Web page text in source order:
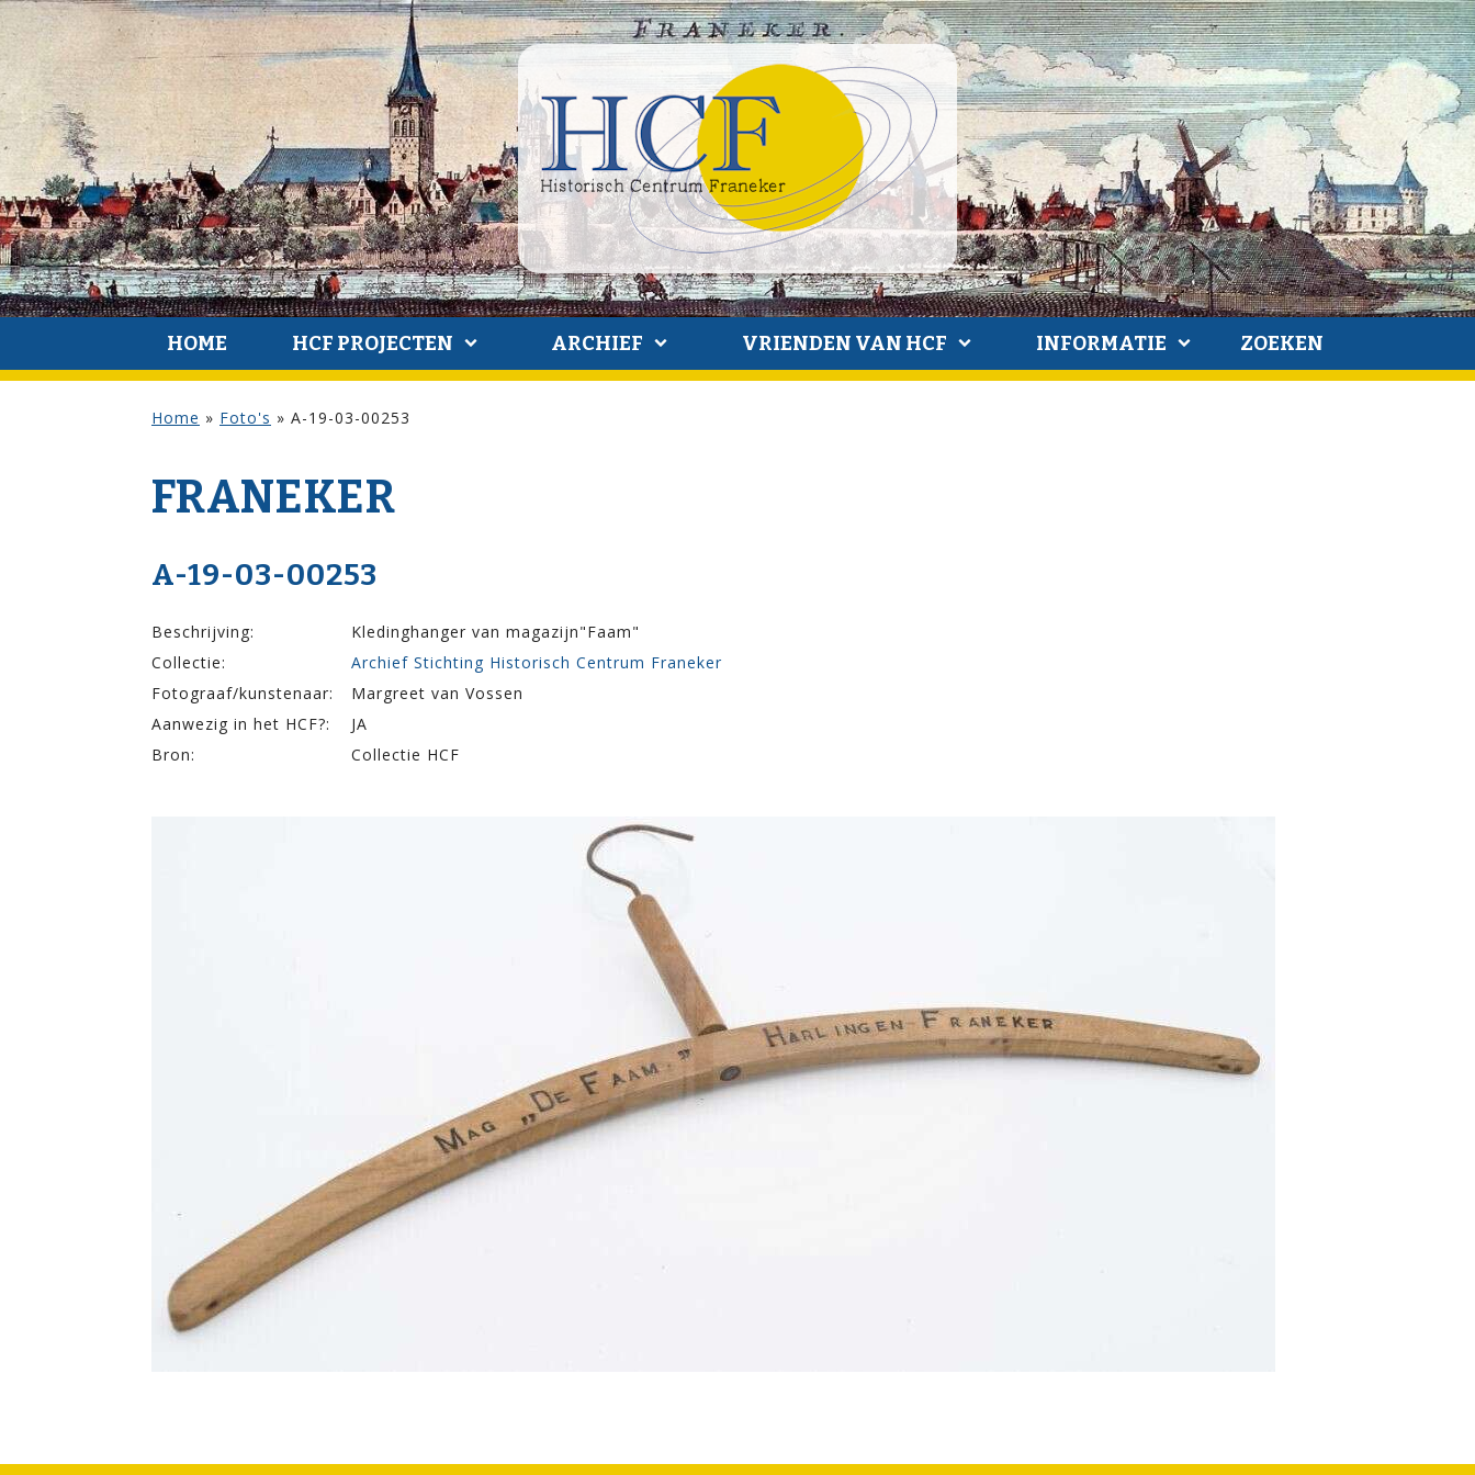
HOME HCF PROJECTEN ARCHIEF VRIENDEN VAN HCF INFORMATIE ZOEKEN
Home » Foto's » A-19-03-00253
FRANEKER
A-19-03-00253
Beschrijving:
Kledinghanger van magazijn"Faam"
Collectie:
Archief Stichting Historisch Centrum Franeker
Fotograaf/kunstenaar:
Margreet van Vossen
Aanwezig in het HCF?:
JA
Bron:
Collectie HCF